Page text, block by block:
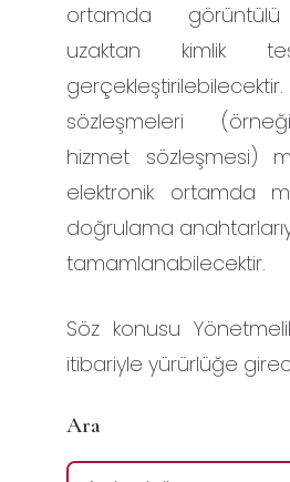
ortamda
uzaktan kimlik
gerçekleştirilebilecektir.
sözleşmeleri
hizmet sözleşmesi)
elektronik ortamda
doğrulama
tamamlanabilecektir.
Söz konusu
itibariyle yürürlüğe
Ara